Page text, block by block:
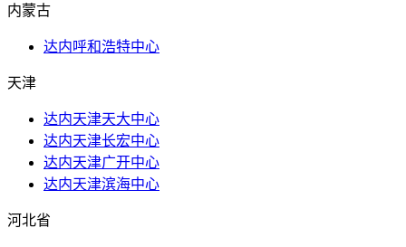
内蒙古
达内呼和浩特中心
天津
达内天津天大中心
达内天津长宏中心
达内天津广开中心
达内天津滨海中心
河北省